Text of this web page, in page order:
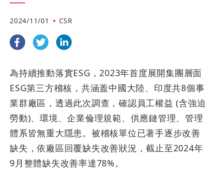
2024/11/01 CSR
為持續推動落實ESG，2023年首度展開集團層面
ESG第三方稽核，共涵蓋中國大陸、印度共8個事
業群廠區，透過此次調查，確認員工權益 (含強迫
勞動)、環境、企業倫理規範、供應鏈管理、管理
體系皆無重大隱患。被稽核單位已著手逐步改善
缺失，依廠區回覆缺失改善狀況，截止至2024年
9月整體缺失改善率達78%。